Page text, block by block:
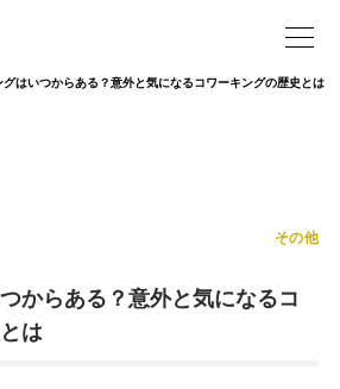
グはいつからある？意外と気になるコワーキングの歴史とは
その他
からある？意外と気になるコ
は